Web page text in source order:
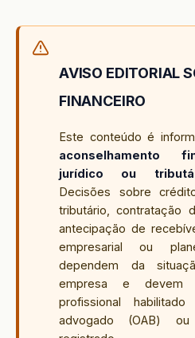
AVISO EDITORIAL
FINANCEIRO
Este conteúdo é
aconselhamento
jurídico ou
Decisões sobre
tributário, contratação
antecipação de
empresarial ou
dependem da
empresa e devem
profissional
advogado (OAB) ou